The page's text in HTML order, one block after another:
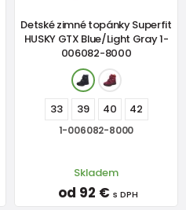
Detské zimné topánky Superfit
HUSKY GTX Blue/Light Gray 1-
006082-8000
33 39 40 42
1-006082-8000
Skladem
od 92 € s DPH